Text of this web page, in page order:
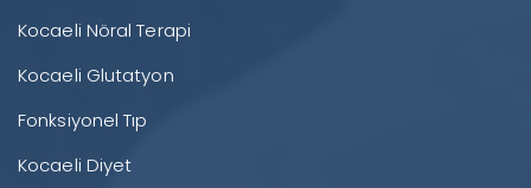
Kocaeli Nöral Terapi
Kocaeli Glutatyon
Fonksiyonel Tıp
Kocaeli Diyet